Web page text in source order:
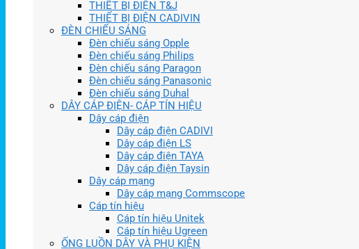
THIẾT BỊ ĐIỆN T&J
THIẾT BỊ ĐIỆN CADIVIN
ĐÈN CHIẾU SÁNG
Đèn chiếu sáng Opple
Đèn chiếu sáng Philips
Đèn chiếu sáng Paragon
Đèn chiếu sáng Panasonic
Đèn chiếu sáng Duhal
DÂY CÁP ĐIỆN- CÁP TÍN HIỆU
Dây cáp điện
Dây cáp điện CADIVI
Dây cáp điện LS
Dây cáp điện TAYA
Dây cáp điện Taysin
Dây cáp mạng
Dây cáp mạng Commscope
Cáp tín hiệu
Cáp tín hiệu Unitek
Cáp tín hiệu Ugreen
ỐNG LUỒN DÂY VÀ PHỤ KIỆN